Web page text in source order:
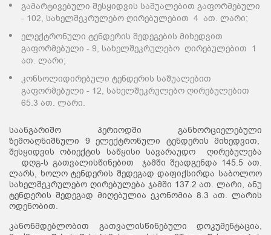
გამარტივებული შესყიდვის საშუალებით გაფორმებული
- 102, სახელშეკრულებო ღირებულებით 4 ათ. ლარი;
ელექტრონული ტენდერის შედეგების მიხედვით
გაფორმებული - 9, სახელშეკრულებო ღირებულებით 1
ათ. ლარი;
კონსოლიდირებული ტენდერის საშუალებით
გაფორმებული - 12, სახელშეკრულებო ღირებულებით
65.3 ათ. ლარი.
საანგარიშო პერიოდში განხორციელებული
ზემოაღნიშნული 9 ელექტრონული ტენდერის მიხედვით,
შესყიდვის ობიექტის საწყისი სავარაუდო ღირებულება
დღგ-ს გათვალისწინებით ჯამში შეადგენდა 145.5 ათ.
ლარს, ხოლო ტენდერის შედეგად დაფიქსირდა საბოლოო
სახელშეკრულებო ღირებულება ჯამში 137.2 ათ. ლარი, ანუ
ტენდერის შედეგად მიღებულია ეკონომია 8.3 ათ. ლარის
ოდენობით.
კანონმდებლობით გათვალისწინებული დოკუმენტაცია,